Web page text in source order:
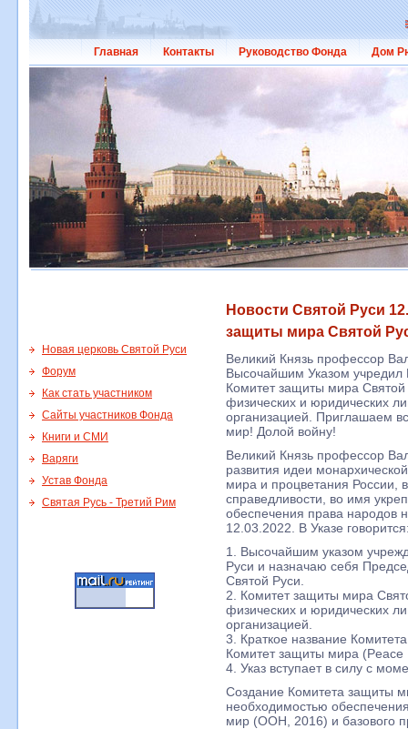
Главная Контакты Руководство Фонда Дом
Новости Святой Руси
защиты мира Святой
Новая церковь Святой Руси
Форум
Как стать участником
Сайты участников Фонда
Книги и СМИ
Варяги
Устав Фонда
Святая Русь - Третий Рим
Великий Князь профессор
Высочайшим Указом
Комитет защиты мира Святой
физических и юридических
организацией. Приглашаем
мир! Долой войну!
Великий Князь профессор
развития идеи
мира и процветания России,
справедливости, во имя
обеспечения права народов
12.03.2022. В Указе
1. Высочайшим указом
Руси и назначаю себя
Святой Руси.
2. Комитет защиты мира
физических и юридических
организацией.
3. Краткое название
Комитет защиты мира
4. Указ вступает в силу с
Создание Комитета защиты
необходимостью
мир (ООН, 2016) и базового